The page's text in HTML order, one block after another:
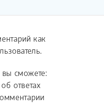
как
вы сможете:
ответах